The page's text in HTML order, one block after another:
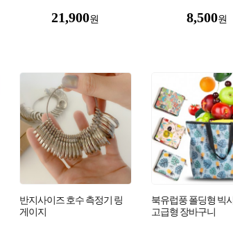
21,900원 8,500원
반지사이즈 호수 측정기 링
게이지
북유럽풍 폴딩형 빅
고급형 장바구니